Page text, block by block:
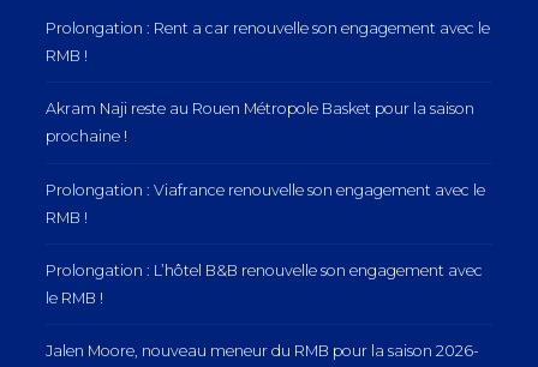
Prolongation : Rent a car renouvelle son engagement avec le
RMB !
Akram Naji reste au Rouen Métropole Basket pour la saison
prochaine !
Prolongation : Viafrance renouvelle son engagement avec le
RMB !
Prolongation : L’hôtel B&B renouvelle son engagement avec
le RMB !
Jalen Moore, nouveau meneur du RMB pour la saison 2026-